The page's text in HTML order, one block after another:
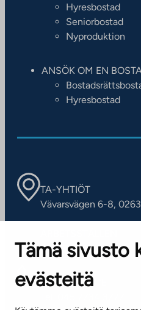
Tämä sivusto
evästeitä
Hyresbostad
Seniorbostad
Nyproduktion
ANSÖK OM EN
Hyresbostad
TA-YHTIÖT
Vävarsvägen 6-8,
Kontaktinformation
KUNDSERVICE